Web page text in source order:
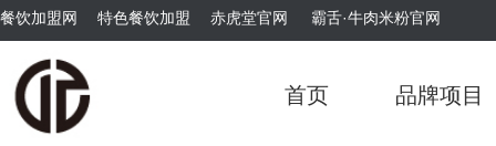
首页 品牌项目
餐饮加盟网 特色餐饮加盟 赤虎堂官网 霸舌·牛肉米粉官网